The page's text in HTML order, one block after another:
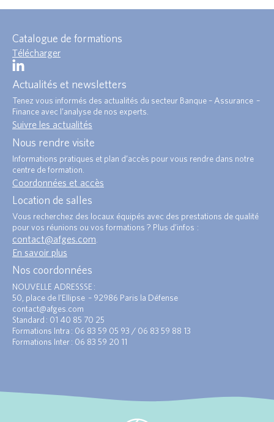
Catalogue de formations
Télécharger
Actualités et newsletters
Tenez vous informés des actualités du secteur Banque – Assurance –
Finance avec l’analyse de nos experts.
Suivre les actualités
Nous rendre visite
Informations pratiques et plan d’accès pour vous rendre dans notre
centre de formation.
Coordonnées et accès
Location de salles
Vous recherchez des locaux équipés avec des prestations de qualité
pour vos réunions ou vos formations ? Plus d’infos :
contact@afges.com
En savoir plus
Nos coordonnées
NOUVELLE ADRESSSE :
50, place de l’Ellipse – 92986 Paris la Défense
contact@afges.com
Standard : 01 40 85 70 25
Formations Intra : 06 83 59 05 93 / 06 83 59 88 13
Formations Inter : 06 83 59 20 11